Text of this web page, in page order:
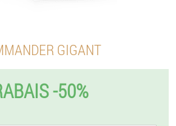
GIGANT
-50%